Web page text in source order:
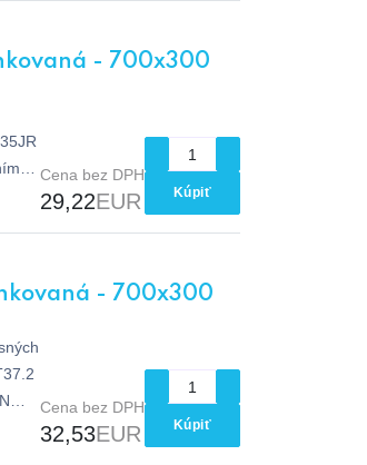
- 700x300
Cena bez DPH
29,22EUR Kúpiť
- 700x300
Cena bez DPH
32,53EUR Kúpiť